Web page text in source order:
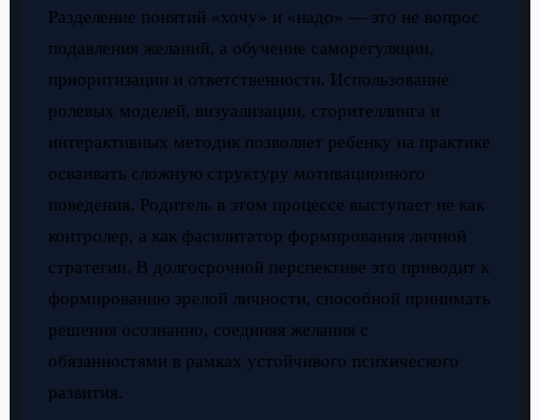
Разделение понятий «хочу» и «надо» — это не вопрос
подавления желаний, а обучение саморегуляции,
приоритизации и ответственности. Использование
ролевых моделей, визуализации, сторителлинга и
интерактивных методик позволяет ребенку на практике
осваивать сложную структуру мотивационного
поведения. Родитель в этом процессе выступает не как
контролер, а как фасилитатор формирования личной
стратегии. В долгосрочной перспективе это приводит к
формированию зрелой личности, способной принимать
решения осознанно, соединяя желания с
обязанностями в рамках устойчивого психического
развития.